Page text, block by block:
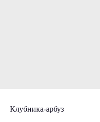
Клубника-арбуз